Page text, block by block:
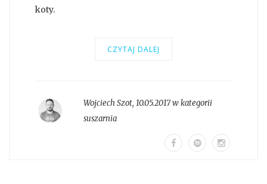
koty.
CZYTAJ DALEJ
Wojciech Szot,10.05.2017 w kategorii
suszarnia